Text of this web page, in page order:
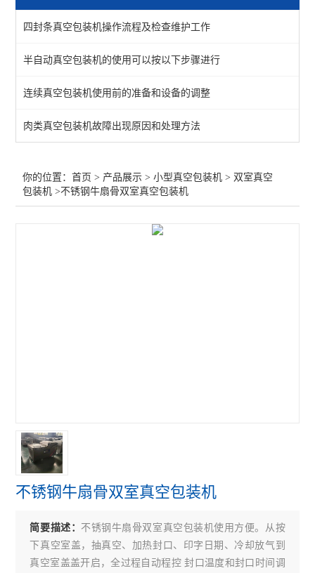
四封条真空包装机操作流程及检查维护工作
半自动真空包装机的使用可以按以下步骤进行
连续真空包装机使用前的准备和设备的调整
肉类真空包装机故障出现原因和处理方法
你的位置：首页 > 产品展示 >小型真空包装机 > 双室真空
包装机 >不锈钢牛扇骨双室真空包装机
不锈钢牛扇骨双室真空包装机
简要描述： 不锈钢牛扇骨双室真空包装机使用方便。从按
下真空室盖，抽真空、加热封口、印字日期、冷却放气到
真空室盖盖开启，全过程自动程控 封口温度和封口时间调